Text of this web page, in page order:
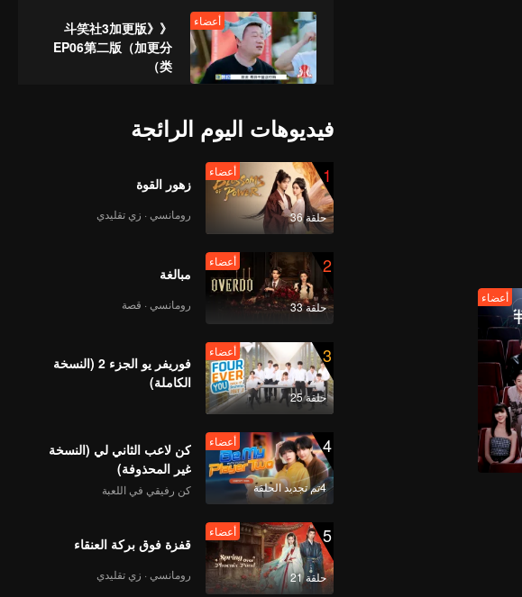
أعضاء
《斗笑社3加更版》
EP06第二版（加更分
类）
《斗笑社3》营业中
EP06第一版（加更分
《相声全记录》EP06第
二版（加更分类）
《斗笑社3》EP07上海
外版第三版
《斗笑社3》EP07下第
أعضاء
《斗笑社3》加更EP07
第三版
أعضاء
《斗笑社3营业中》
EP07第一版（加更分
أعضاء
فيديوهات اليوم الرائجة
1
حلقة 36
أعضاء
زهور القوة
رومانسي · زي تقليدي
2
حلقة 33
أعضاء
مبالغة
رومانسي · قصة
3
حلقة 25
أعضاء
فوريفر يو الجزء 2 (النسخة
الكاملة)
4
4تم تجديد الحلقة
أعضاء
كن لاعب الثاني لي (النسخة
غير المحذوفة)
كن رفيقي في اللعبة
5
حلقة 21
أعضاء
قفزة فوق بركة العنقاء
رومانسي · زي تقليدي